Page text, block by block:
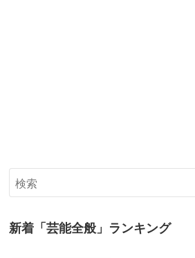
新着「芸能全般」ランキング